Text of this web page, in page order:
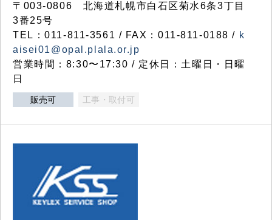
〒003-0806 北海道札幌市白石区菊水6条3丁目
3番25号
TEL：011-811-3561 / FAX：011-811-0188 / k
aisei01@opal.plala.or.jp
営業時間：8:30〜17:30 / 定休日：土曜日・日曜
日
販売可 工事・取付可